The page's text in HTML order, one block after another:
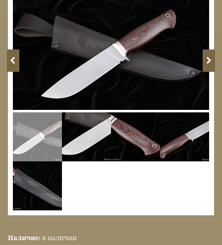
Наличие: в наличии